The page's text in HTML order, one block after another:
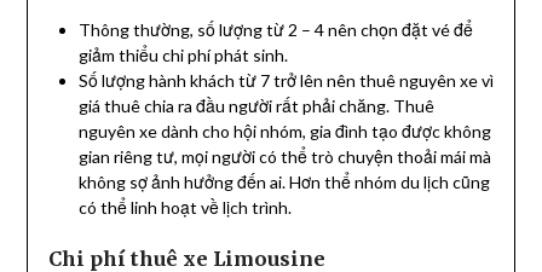
Thông thường, số lượng từ 2 – 4 nên chọn đặt vé để
giảm thiểu chi phí phát sinh.
Số lượng hành khách từ 7 trở lên nên thuê nguyên xe vì
giá thuê chia ra đầu người rất phải chăng. Thuê
nguyên xe dành cho hội nhóm, gia đình tạo được không
gian riêng tư, mọi người có thể trò chuyện thoải mái mà
không sợ ảnh hưởng đến ai. Hơn thể nhóm du lịch cũng
có thể linh hoạt về lịch trình.
Chi phí thuê xe Limousine